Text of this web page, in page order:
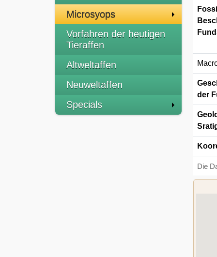
Microsyops
Vorfahren der heutigen
Tieraffen
Altweltaffen
Neuweltaffen
Specials
der
Die